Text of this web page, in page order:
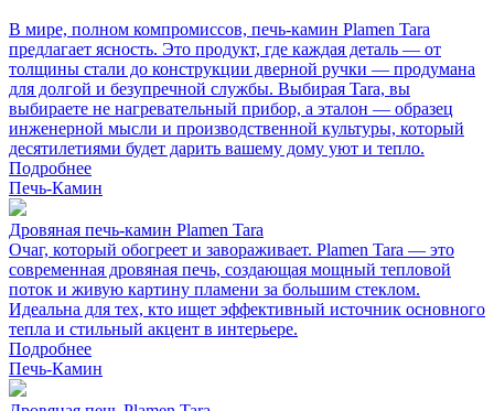
В мире, полном компромиссов, печь-камин Plamen Tara
предлагает ясность. Это продукт, где каждая деталь — от
толщины стали до конструкции дверной ручки — продумана
для долгой и безупречной службы. Выбирая Tara, вы
выбираете не нагревательный прибор, а эталон — образец
инженерной мысли и производственной культуры, который
десятилетиями будет дарить вашему дому уют и тепло.
Подробнее
Печь-Камин
Дровяная печь-камин Plamen Tara
Очаг, который обогреет и завораживает. Plamen Tara — это
современная дровяная печь, создающая мощный тепловой
поток и живую картину пламени за большим стеклом.
Идеальна для тех, кто ищет эффективный источник основного
тепла и стильный акцент в интерьере.
Подробнее
Печь-Камин